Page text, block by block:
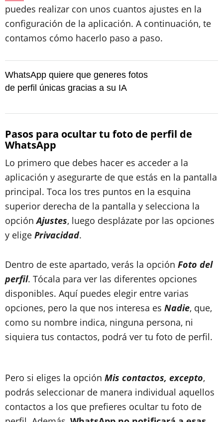
puedes realizar con unos cuantos ajustes en la
configuración de la aplicación. A continuación, te
contamos cómo hacerlo paso a paso.
WhatsApp quiere que generes fotos
de perfil únicas gracias a su IA
Pasos para ocultar tu foto de perfil de
WhatsApp
Lo primero que debes hacer es acceder a la
aplicación y asegurarte de que estás en la pantalla
principal. Toca los tres puntos en la esquina
superior derecha de la pantalla y selecciona la
opciónAjustes, luego desplázate por las opciones
y elige Privacidad.
Dentro de este apartado, verás la opción Foto del
perfil. Tócala para ver las diferentes opciones
disponibles. Aquí puedes elegir entre varias
opciones, pero la que nos interesa es Nadie, que,
como su nombre indica, ninguna persona, ni
siquiera tus contactos, podrá ver tu foto de perfil.
Pero si eliges la opción Mis contactos, excepto,
podrás seleccionar de manera individual aquellos
contactos a los que prefieres ocultar tu foto de